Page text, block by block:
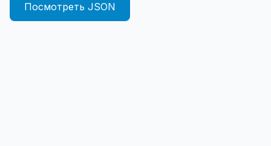
Посмотреть JSON